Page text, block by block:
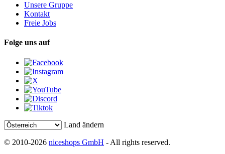
Unsere Gruppe
Kontakt
Freie Jobs
Folge uns auf
Land ändern
© 2010-2026 niceshops GmbH - All rights reserved.